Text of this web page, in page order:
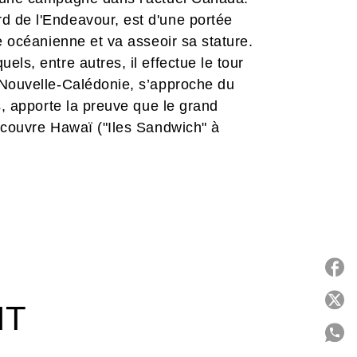
de l'Endeavour, est d'une portée
et va asseoir sa stature.
entre autres, il effectue le tour
Calédonie, s’approche du
apporte la preuve que le grand
Hawaï ("Iles Sandwich" à
moderne, LF Bollée retourne dans
Nardo qui peut à nouveau
et les grands espaces.